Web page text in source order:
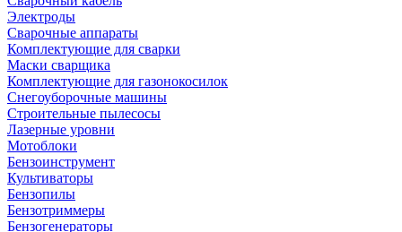
Электроды
Сварочные аппараты
Комплектующие для сварки
Маски сварщика
Комплектующие для газонокосилок
Снегоуборочные машины
Строительные пылесосы
Лазерные уровни
Мотоблоки
Бензоинструмент
Культиваторы
Бензопилы
Бензотриммеры
Бензогенераторы